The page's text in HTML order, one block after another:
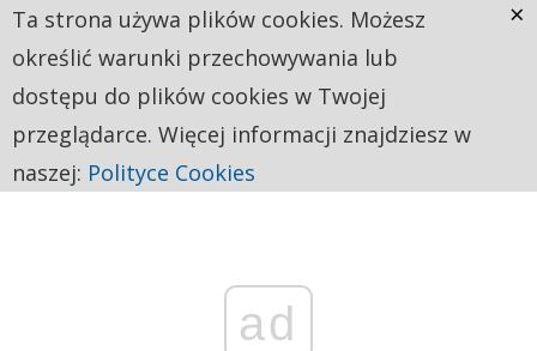
ad
Ta strona używa plików cookies. Możesz
określić warunki przechowywania lub
dostępu do plików cookies w Twojej
przeglądarce. Więcej informacji znajdziesz w
naszej: Polityce Cookies
×